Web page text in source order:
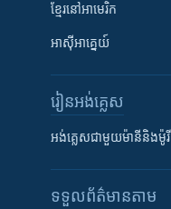
ខ្មែរ​នៅអាមេរិក
អាស៊ីអាគ្នេយ៍
រៀន​​អង់គ្លេស
អង់គ្លេស​ជាមួយ​ម៉ានី​និង​ម៉ូរី
ទទួល​ព័ត៌មាន​តាម